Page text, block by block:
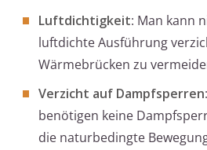
Luftdichtigkeit: Man kann
luftdichte Ausführung
Wärmebrücken zu
Verzicht auf Dampfsperren
benötigen keine
die naturbedingte